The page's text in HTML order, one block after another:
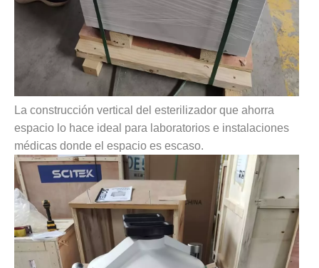
La construcción vertical del esterilizador que ahorra
espacio lo hace ideal para laboratorios e instalaciones
médicas donde el espacio es escaso.